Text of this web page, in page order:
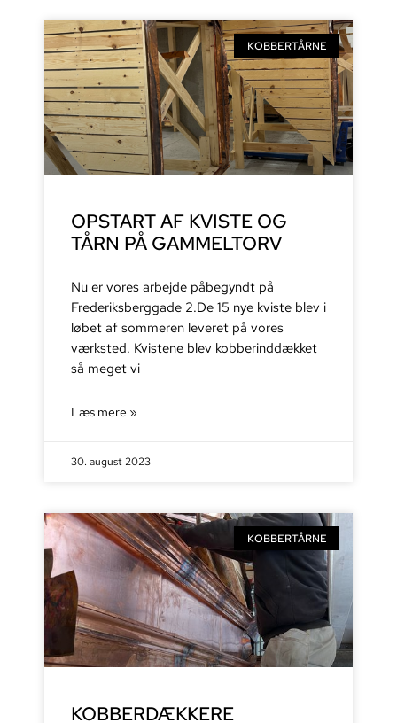
KOBBERTÅRNE
OPSTART AF KVISTE OG
TÅRN PÅ GAMMELTORV
Nu er vores arbejde påbegyndt på
Frederiksberggade 2.De 15 nye kviste blev i
løbet af sommeren leveret på vores
værksted. Kvistene blev kobberinddækket
så meget vi
Læs mere »
30. august 2023
KOBBERTÅRNE
KOBBERDÆKKERE